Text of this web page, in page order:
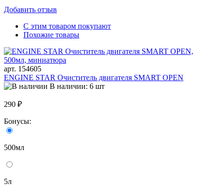
Добавить отзыв
С этим товаром покупают
Похожие товары
арт. 154605
ENGINE STAR Очиститель двигателя SMART OPEN
В наличии: 6 шт
290 ₽
Бонусы:
500мл
5л